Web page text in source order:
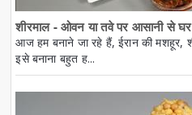
शीरमाल - ओवन या तवे पर आसानी से
आज हम बनाने जा रहे हैं, ईरान की
इसे बनाना बहुत ह...